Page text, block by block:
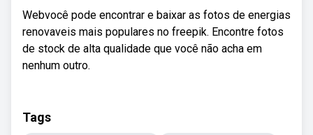
Webvocê pode encontrar e baixar as fotos de energias
renovaveis mais populares no freepik. Encontre fotos
de stock de alta qualidade que você não acha em
nenhum outro.
Tags